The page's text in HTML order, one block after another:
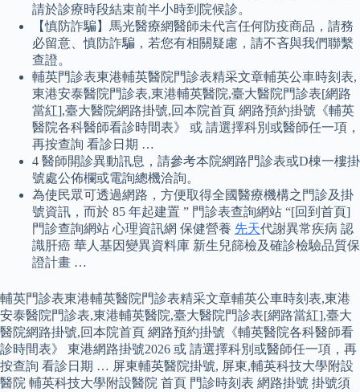
請於診療時段結束前半小時到院候診。
【慎防詐騙】馬光醫療網醫師未代言任何防疫商品，請務
必留意、慎防詐騙，若您有相關疑慮，請不吝與我們聯繫
查證。
輔英門診表東港輔英醫院門診表精采文章輔英公車時刻表,
東港安泰醫院門診表,東港輔英醫院,臺大醫院門診表[網路
當紅],臺大醫院網路掛號,回本院首頁 網路預約掛號《輔英
醫院各科醫師看診時間表》 或 請選擇科別或醫師任一項，
再按查詢 看診日期 …
4 醫師開診異動訊息，請參考本院網路門診表或D棟一樓掛
號處公佈欄或電詢總機洽詢。
為使民眾可透過網路，方便取得全國醫療機構之門診及掛
號資訊，而於 85 年起建置 ” 門診表查詢網站 “[回到首頁]
門診查詢網站 心理資訊網 保健營養 先天代謝異常疾病 認
識肝癌 華人基因變異資料庫 新生兒篩檢及確診檢驗品質保
證計畫 …
輔英門診表東港輔英醫院門診表精采文章輔英公車時刻表,東港
安泰醫院門診表,東港輔英醫院,臺大醫院門診表[網路當紅],臺大
醫院網路掛號,回本院首頁 網路預約掛號《輔英醫院各科醫師看
診時間表》 東港網路掛號2026 或 請選擇科別或醫師任一項，再
按查詢 看診日期 … 屏東輔英醫院掛號, 屏東,輔英科技大學附設
醫院 輔英科技大學附設醫院 首頁 門診時刻表 網路掛號 掛號須